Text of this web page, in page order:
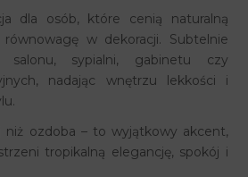
dla osób, które cenią naturalną
w dekoracji. Subtelnie
salonu, sypialni, gabinetu czy
nadając wnętrzu lekkości i
niż ozdoba – to wyjątkowy akcent,
tropikalną elegancję, spokój i